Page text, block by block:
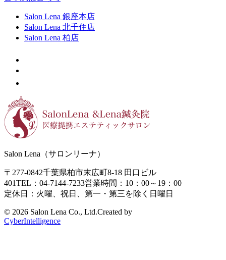
Salon Lena 銀座本店
Salon Lena 北千住店
Salon Lena 柏店
Salon Lena（サロンリーナ）
〒277-0842千葉県柏市末広町8-18 田口ビル
401TEL：04-7144-7233営業時間：10：00～19：00
定休日：火曜、祝日、第一・第三を除く日曜日
© 2026 Salon Lena Co., Ltd.Created by
CyberIntelligence